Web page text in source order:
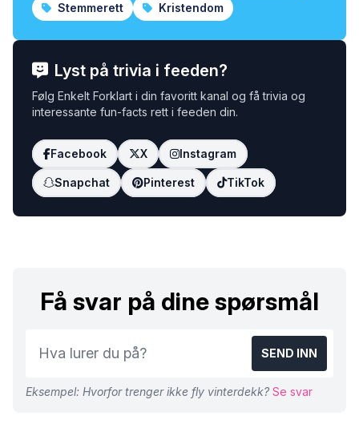
Stemmerett
Kristendom
Lyst på trivia i feeden?
Følg Enkelt Forklart i din favoritt kanal og få trivia og
interessante fun-facts rett i feeden din.
Facebook X Instagram
Snapchat Pinterest TikTok
Få svar på dine spørsmål
SEND INN
Eksempel: Hvorfor trenger ikke fly vinterdekk? Se svar